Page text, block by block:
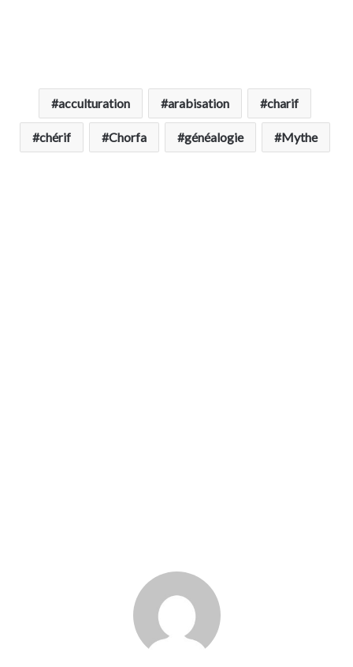
acculturation arabisation charif
chérif Chorfa généalogie Mythe